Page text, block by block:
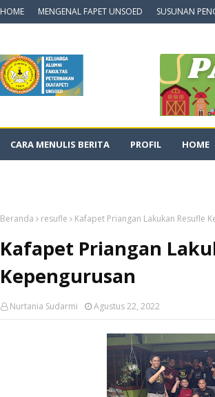
HOME MENGENAL FAPET UNSOED SUSUNAN
CARA MENULIS BERITA PROFIL HOME
Beranda resufle Kafapet Priangan Lakukan Resufle
Kafapet Priangan
Kepengurusan
Nurtania Sudarmi Agustus 22, 2022